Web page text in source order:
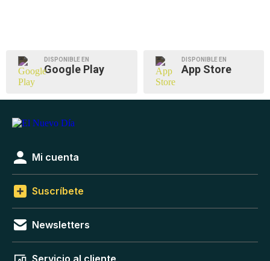
DISPONIBLE EN
Google Play
DISPONIBLE EN
App Store
Mi cuenta
Suscríbete
Newsletters